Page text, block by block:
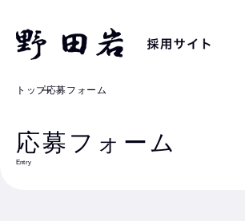
トップ応募フォーム
応募フォーム
Entry